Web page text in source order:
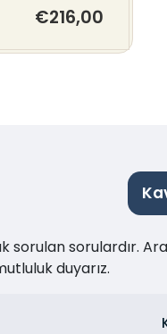
€216,00
sorulan sorulardır.
duyarız.